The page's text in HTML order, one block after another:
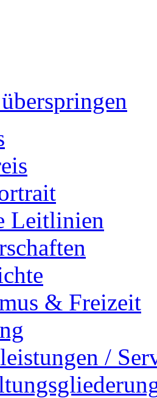
Leitlinien
& Freizeit
/